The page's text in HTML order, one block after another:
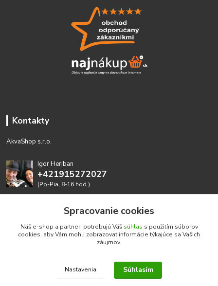
Kontakty
AkvaShop s.r.o.
Igor Heriban
+421915272027
(Po-Pia, 8-16 hod.)
Realizujeme prírodné akvária: AkvaShop s.r.o. • IBAN:
SK3911000000002947087849
Spracovanie cookies
Náš e-shop a partneri potrebujú Váš súhlas s použitím súborov
cookies, aby Vám mohli zobrazovať informácie týkajúce sa Vašich
záujmov.
Nastavenia Súhlasím